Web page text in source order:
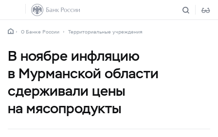
О Банке России Территориальные учреждения
В ноябре инфляцию
в Мурманской области
сдерживали цены
на мясопродукты